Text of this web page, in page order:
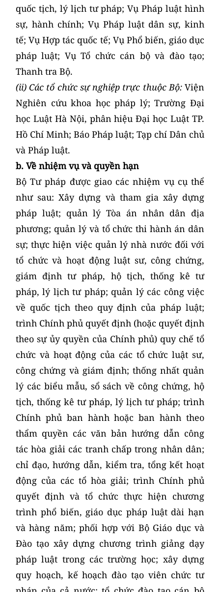
quốc tịch, lý lịch tư pháp; Vụ Pháp luật hình
sự, hành chính; Vụ Pháp luật dân sự, kinh
tế; Vụ Hợp tác quốc tế; Vụ Phổ biến, giáo dục
pháp luật; Vụ Tổ chức cán bộ và đào tạo;
Thanh tra Bộ.
(ii) Các tổ chức sự nghiệp trực thuộc Bộ:Viện
Nghiên cứu khoa học pháp lý; Trường Đại
học Luật Hà Nội, phân hiệu Đại học Luật TP.
Hồ Chí Minh; Báo Pháp luật; Tạp chí Dân chủ
và Pháp luật.
b. Về nhiệm vụ và quyền hạn
Bộ Tư pháp được giao các nhiệm vụ cụ thể
như sau: Xây dựng và tham gia xây dựng
pháp luật; quản lý Tòa án nhân dân địa
phương; quản lý và tổ chức thi hành án dân
sự; thực hiện việc quản lý nhà nước đối với
tổ chức và hoạt động luật sư, công chứng,
giám định tư pháp, hộ tịch, thống kê tư
pháp, lý lịch tư pháp; quản lý các công việc
về quốc tịch theo quy định của pháp luật;
trình Chính phủ quyết định (hoặc quyết định
theo sự ủy quyền của Chính phủ) quy chế tổ
chức và hoạt động của các tổ chức luật sư,
công chứng và giám định; thống nhất quản
lý các biểu mẫu, sổ sách về công chứng, hộ
tịch, thống kê tư pháp, lý lịch tư pháp; trình
Chính phủ ban hành hoặc ban hành theo
thẩm quyền các văn bản hướng dẫn công
tác hòa giải các tranh chấp trong nhân dân;
chỉ đạo, hướng dẫn, kiểm tra, tổng kết hoạt
động của các tổ hòa giải; trình Chính phủ
quyết định và tổ chức thực hiện chương
trình phổ biến, giáo dục pháp luật dài hạn
và hàng năm; phối hợp với Bộ Giáo dục và
Đào tạo xây dựng chương trình giảng dạy
pháp luật trong các trường học; xây dựng
quy hoạch, kế hoạch đào tạo viên chức tư